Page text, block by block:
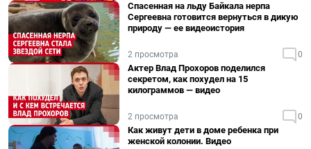
Спасенная на льду Байкала нерпа
Сергеевна готовится вернуться в дикую
природу — ее видеоистория
2 просмотра 0
Актер Влад Прохоров поделился
секретом, как похудел на 15
килограммов — видео
2 просмотра 0
Как живут дети в доме ребенка при
женской колонии. Видео